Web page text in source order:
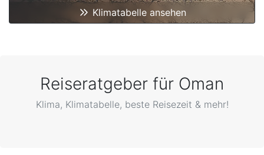
Klimatabelle ansehen
Reiseratgeber für Oman
Klima, Klimatabelle, beste Reisezeit & mehr!